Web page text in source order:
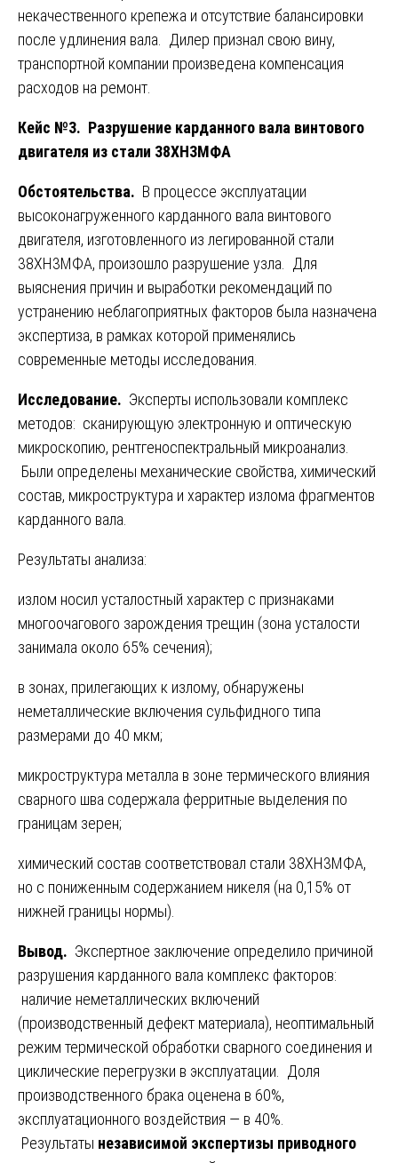
некачественного крепежа и отсутствие балансировки
после удлинения вала. Дилер признал свою вину,
транспортной компании произведена компенсация
расходов на ремонт.
Кейс №3. Разрушение карданного вала винтового
двигателя из стали 38ХН3МФА
Обстоятельства. В процессе эксплуатации
высоконагруженного карданного вала винтового
двигателя, изготовленного из легированной стали
38ХН3МФА, произошло разрушение узла. Для
выяснения причин и выработки рекомендаций по
устранению неблагоприятных факторов была назначена
экспертиза, в рамках которой применялись
современные методы исследования.
Исследование. Эксперты использовали комплекс
методов: сканирующую электронную и оптическую
микроскопию, рентгеноспектральный микроанализ.
Были определены механические свойства, химический
состав, микроструктура и характер излома фрагментов
карданного вала.
Результаты анализа:
излом носил усталостный характер с признаками
многоочагового зарождения трещин (зона усталости
занимала около 65% сечения);
в зонах, прилегающих к излому, обнаружены
неметаллические включения сульфидного типа
размерами до 40 мкм;
микроструктура металла в зоне термического влияния
сварного шва содержала ферритные выделения по
границам зерен;
химический состав соответствовал стали 38ХН3МФА,
но с пониженным содержанием никеля (на 0,15% от
нижней границы нормы).
Вывод. Экспертное заключение определило причиной
разрушения карданного вала комплекс факторов:
наличие неметаллических включений
(производственный дефект материала), неоптимальный
режим термической обработки сварного соединения и
циклические перегрузки в эксплуатации. Доля
производственного брака оценена в 60%,
эксплуатационного воздействия — в 40%.
Результаты независимой экспертизы приводного